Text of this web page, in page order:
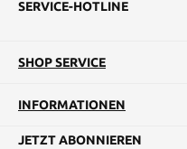
SERVICE-HOTLINE
SHOP SERVICE
INFORMATIONEN
JETZT ABONNIEREN